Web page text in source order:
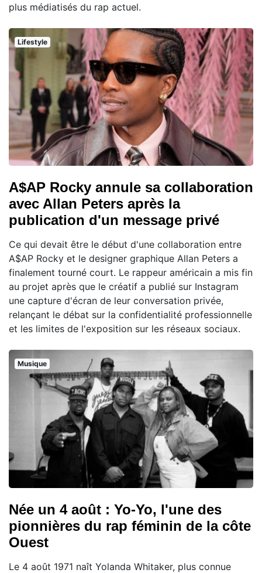
plus médiatisés du rap actuel.
Lifestyle
A$AP Rocky annule sa collaboration
avec Allan Peters après la
publication d'un message privé
Ce qui devait être le début d'une collaboration entre
A$AP Rocky et le designer graphique Allan Peters a
finalement tourné court. Le rappeur américain a mis fin
au projet après que le créatif a publié sur Instagram
une capture d'écran de leur conversation privée,
relançant le débat sur la confidentialité professionnelle
et les limites de l'exposition sur les réseaux sociaux.
Musique
Née un 4 août : Yo-Yo, l'une des
pionnières du rap féminin de la côte
Ouest
Le 4 août 1971 naît Yolanda Whitaker, plus connue